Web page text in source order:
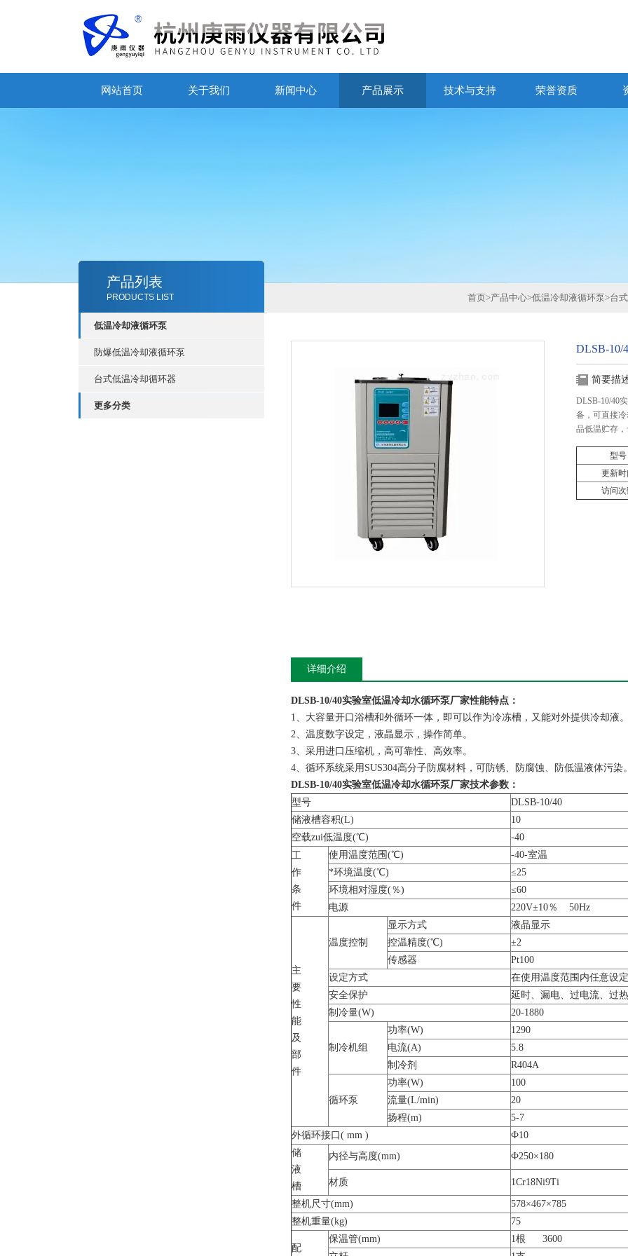
网站首页 关于我们 新闻中心 产品展示 技术与支持 荣誉资质
产品列表
PRODUCTS LIST
低温冷却液循环泵
防爆低温冷却液循环泵
台式低温冷却循环器
更多分类
首页>产品中心>低温冷却液循环泵>台
DLSB-10/
简要描
DLSB-10/40
备，可直接
品低温贮存
型号
更新
访问
详细介绍
DLSB-10/40实验室低温冷却水循环泵厂家性能特点：
1、大容量开口浴槽和外循环一体，即可以作为冷冻槽，又能对外提供冷却液
2、温度数字设定，液晶显示，操作简单。
3、采用进口压缩机，高可靠性、高效率。
4、循环系统采用SUS304高分子防腐材料，可防锈、防腐蚀、防低温液体污染
DLSB-10/40实验室低温冷却水循环泵厂家技术参数：
型号
DLSB-10/40
储液槽容积(L)
10
空载zui低温度(℃)
-40
工
作
条
件
使用温度范围(℃)
-40-室温
*环境温度(℃)
≤25
环境相对湿度(％)
≤60
电源
220V±10％ 50Hz
主
要
性
能
及
部
件
温度控制
显示方式
液晶显示
控温精度(℃)
±2
传感器
Pt100
设定方式
在使用温度范围内任意设定
安全保护
延时、漏电、过电流、过热
制冷量(W)
20-1880
制冷机组
功率(W)
1290
电流(A)
5.8
制冷剂
R404A
循环泵
功率(W)
100
流量(L/min)
20
扬程(m)
5-7
外循环接口( mm )
Ф10
储
液
槽
内径与高度(mm) Ф250×180
材质 1Cr18Ni9Ti
整机尺寸(mm)
578×467×785
整机重量(kg)
75
配
保温管(mm)
1根 3600